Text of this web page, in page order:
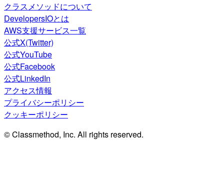
クラスメソッドについて
DevelopersIOとは
AWS支援サービス一覧
公式X(Twitter)
公式YouTube
公式Facebook
公式LinkedIn
アクセス情報
プライバシーポリシー
クッキーポリシー
© Classmethod, Inc. All rights reserved.